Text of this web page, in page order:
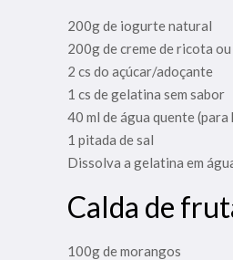
200g de iogurte natural
200g de creme de ricota
2 cs do açúcar/adoçante
1 cs de gelatina sem sabor
40 ml de água quente
1 pitada de sal
Dissolva a gelatina em
Calda de
100g de morangos